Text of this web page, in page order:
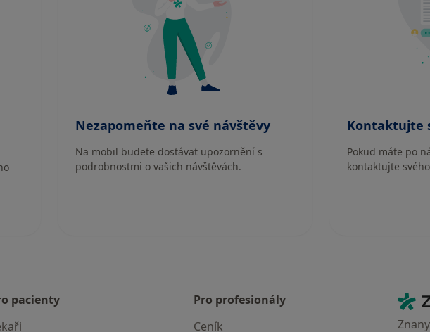
Nezapomeňte na své návštěvy
Na mobil budete dostávat upozornění s
podrobnostmi o vašich návštěvách.
Kontaktujte
Pokud máte po
kontaktujte
pacienty
Pro profesionály
Ceník